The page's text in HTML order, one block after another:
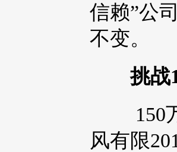
信赖”公
不变。
挑
150万
风有限